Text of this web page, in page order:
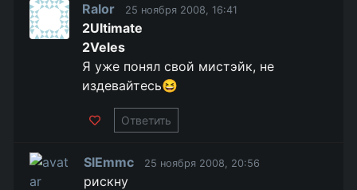
Ralor 25 ноября 2008, 16:41
2Ultimate
2Veles
Я уже понял свой мистэйк, не
издевайтесь😆
Ответить
SlEmmc 25 ноября 2008, 20:56
рискну